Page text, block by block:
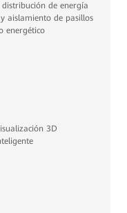
de energía
aislamiento de pasillos
energético
3D